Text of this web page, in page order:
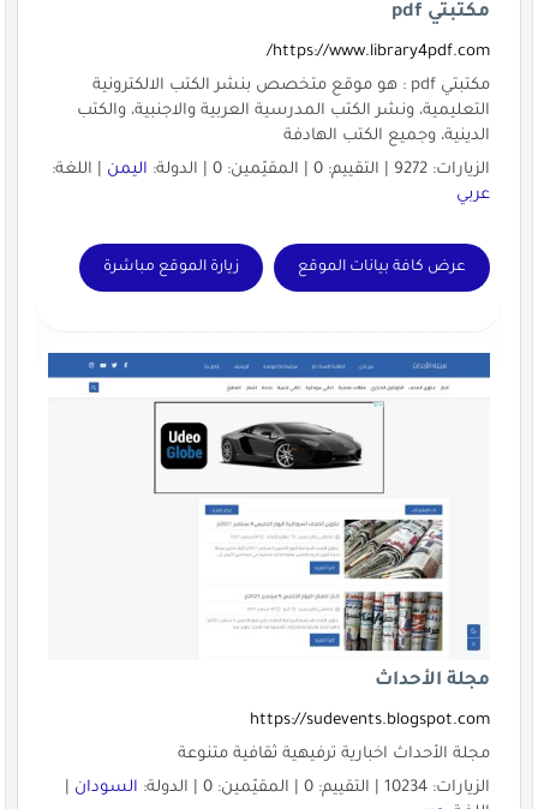
مكتبتي pdf
https://www.library4pdf.com/
مكتبتي pdf : هو موقع متخصص بنشر الكتب الالكترونية
التعليمية، ونشر الكتب المدرسية العربية والاجنبية، والكتب
الدينية، وجميع الكتب الهادفة
الزيارات: 9272 | التقييم: 0 | المقيّمين: 0 | الدولة:
اليمن| اللغة:
عربي
عرض كافة بيانات الموقع زيارة الموقع مباشرة
مجلة الأحداث
https://sudevents.blogspot.com
مجلة الأحداث اخبارية ترفيهية ثقافية متنوعة
الزيارات: 10234 | التقييم: 0 | المقيّمين: 0 | الدولة:
السودان|